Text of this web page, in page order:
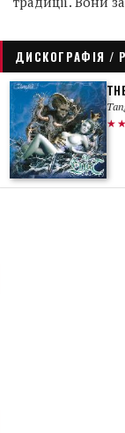
ДИСКОГРАФІЯ /